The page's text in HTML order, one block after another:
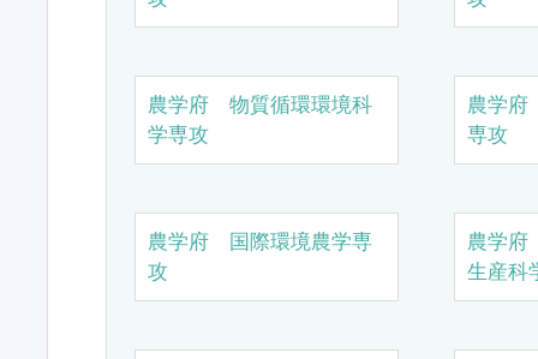
農学府 物質循環環境科
学専攻
農学
専攻
農学府 国際環境農学専
攻
農学
生産科